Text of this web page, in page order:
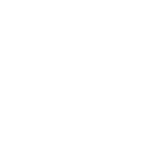
na popularnych tokenach